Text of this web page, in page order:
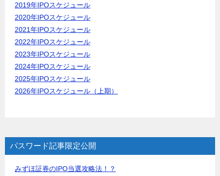
2019年IPOスケジュール
2020年IPOスケジュール
2021年IPOスケジュール
2022年IPOスケジュール
2023年IPOスケジュール
2024年IPOスケジュール
2025年IPOスケジュール
2026年IPOスケジュール（上期）
パスワード記事限定公開
みずほ証券のIPO当選攻略法！？